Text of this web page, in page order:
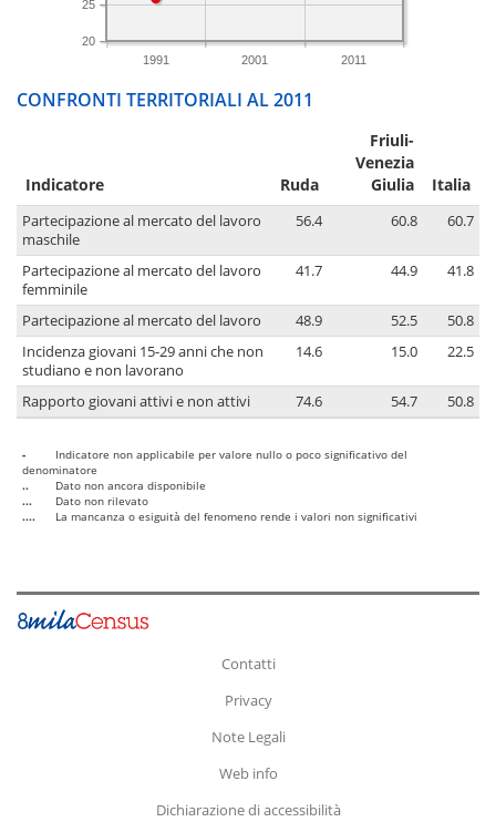
1991 2001 2011
20
25
CONFRONTI TERRITORIALI AL 2011
Indicatore Ruda
Friuli-
Venezia
Giulia
Italia
Partecipazione al mercato del lavoro
maschile
56.4 60.8 60.7
Partecipazione al mercato del lavoro
femminile
41.7 44.9 41.8
Partecipazione al mercato del lavoro 48.9 52.5
50.8
Incidenza giovani 15-29 anni che non
studiano e non lavorano
14.6 15.0 22.5
Rapporto giovani attivi e non attivi 74.6 54.7 50.8
-
Indicatore non applicabile per valore nullo o poco significativo del
denominatore
..
Dato non ancora disponibile
...
Dato non rilevato
....
La mancanza o esiguità del fenomeno rende i valori non significativi
Contatti
Privacy
Note Legali
Web info
Dichiarazione di accessibilità